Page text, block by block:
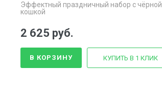
Эффектный праздничный набор с чёрной
кошкой
2 625 руб.
В КОРЗИНУ КУПИТЬ В 1 КЛИК